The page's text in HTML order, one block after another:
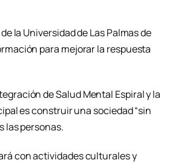
la Universidad de Las Palmas de
para mejorar la respuesta
de Salud Mental Espiral y la
es construir una sociedad “sin
las personas.
con actividades culturales y